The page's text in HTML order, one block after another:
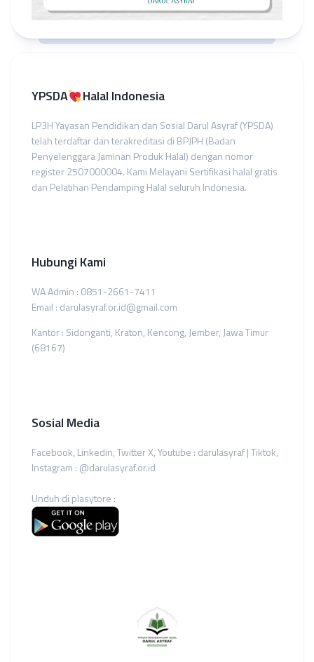
YPSDA Halal Indonesia
LP3H Yayasan Pendidikan dan Sosial Darul Asyraf (YPSDA)
telah terdaftar dan terakreditasi di BPJPH (Badan
Penyelenggara Jaminan Produk Halal) dengan nomor
register 2507000004. Kami Melayani Sertifikasi halal gratis
dan Pelatihan Pendamping Halal seluruh Indonesia.
Hubungi Kami
WA Admin : 0851-2661-7411
Email : darulasyraf.or.id@gmail.com
Kantor : Sidonganti, Kraton, Kencong, Jember, Jawa Timur
(68167)
Sosial Media
Facebook, Linkedin, Twitter X, Youtube : darulasyraf | Tiktok,
Instagram : @darulasyraf.or.id
Unduh di plasytore :